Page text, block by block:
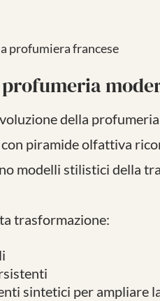
profumeria
della
piramide olfattiva
modelli stilistici della
trasformazione:
sintetici per ampliare